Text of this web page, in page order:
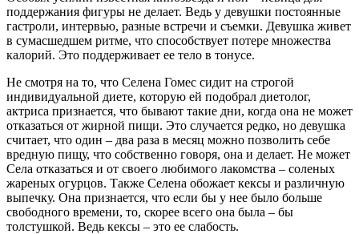
поддержания фигуры не делает. Ведь у девушки постоянные
гастроли, интервью, разные встречи и съемки. Девушка живет
в сумасшедшем ритме, что способствует потере множества
калорий. Это поддерживает ее тело в тонусе.
Не смотря на то, что Селена Гомес сидит на строгой
индивидуальной диете, которую ей подобрал диетолог,
актриса признается, что бывают такие дни, когда она не может
отказаться от жирной пищи. Это случается редко, но девушка
считает, что один – два раза в месяц можно позволить себе
вредную пищу, что собственно говоря, она и делает. Не может
Села отказаться и от своего любимого лакомства – соленых
жареных огурцов. Также Селена обожает кексы и различную
выпечку. Она признается, что если бы у нее было больше
свободного времени, то, скорее всего она была – бы
толстушкой. Ведь кексы – это ее слабость.